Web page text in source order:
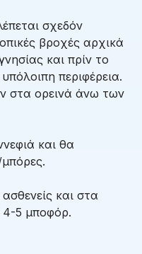
σχεδόν
βροχές αρχικά
και πρίν το
περιφέρεια.
στα ορεινά άνω των
και θα
και στα
4-5 μποφόρ.